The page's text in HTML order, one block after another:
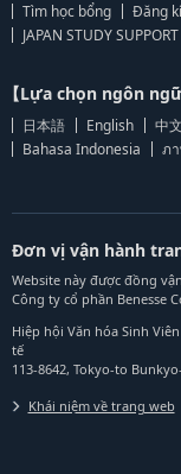
Tìm học bổng
Đăng
JAPAN STUDY
【Lựa chọn ngôn ngữ
日本語 English 中
Bahasa Indonesia
ภ
Đơn vị vận hành
Website này được đồng
Công ty cổ phần Benesse
Hiệp hội Văn hóa Sinh
tế
113-8642, Tokyo-to
Khái niệm về trang web